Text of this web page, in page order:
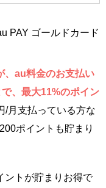
PAY ゴールドカード
、au料金のお支払い
、最大11%のポイン
/月支払っている方な
ポイントも貯まり
ントが貯まりお得で